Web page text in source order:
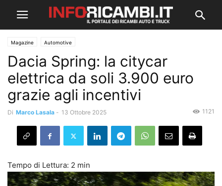
Magazine Automotive
Dacia Spring: la citycar
elettrica da soli 3.900 euro
grazie agli incentivi
Di Marco Lasala - 13 Ottobre 2025 1121